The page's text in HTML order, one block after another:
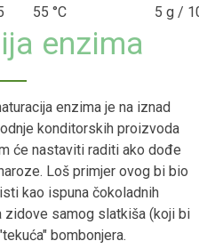
55 °C 5 g /
enzima
enzima je na iznad
konditorskih proizvoda
će nastaviti raditi ako dođe
Loš primjer ovog bi bio
kao ispuna čokoladnih
zidove samog slatkiša (koji bi
bombonjera.